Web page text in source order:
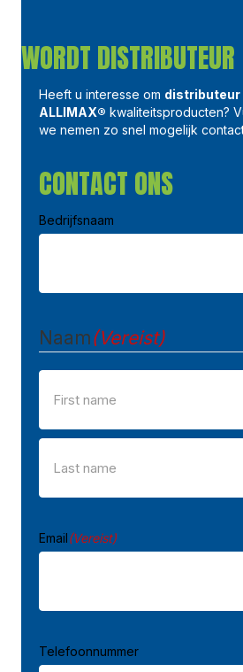
WORDT DISTRIBUTEUR
Heeft u interesse om distributeur
ALLIMAX® kwaliteitsproducten?
we nemen zo snel mogelijk
CONTACT ONS
Bedrijfsnaam
Naam(Vereist)
Voornaam
Email(Vereist)
Telefoonnummer